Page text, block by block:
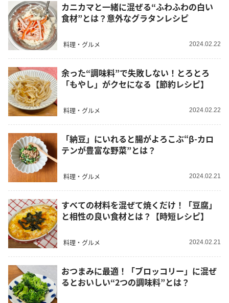
カニカマと一緒に混ぜる“ふわふわの白い
食材”とは？意外なグラタンレシピ
料理・グルメ 2024.02.22
余った“調味料”で失敗しない！とろとろ
「もやし」がクセになる【節約レシピ】
料理・グルメ 2024.02.22
「納豆」にいれると腸がよろこぶ“β-カロ
テンが豊富な野菜”とは？
料理・グルメ 2024.02.21
すべての材料を混ぜて焼くだけ！「豆腐」
と相性の良い食材とは？【時短レシピ】
料理・グルメ 2024.02.21
おつまみに最適！「ブロッコリー」に混ぜ
るとおいしい“2つの調味料”とは？